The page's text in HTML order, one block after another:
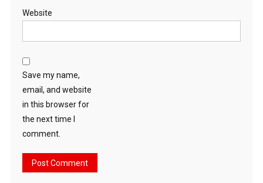
Website
Save my name,
email, and website
in this browser for
the next time I
comment.